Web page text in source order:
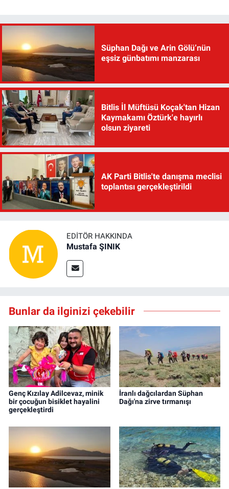
Süphan Dağı ve Arin Gölü’nün
eşsiz günbatımı manzarası
Bitlis İl Müftüsü Koçak'tan Hizan
Kaymakamı Öztürk'e hayırlı
olsun ziyareti
AK Parti Bitlis'te danışma meclisi
toplantısı gerçekleştirildi
EDITÖR HAKKINDA
Mustafa ŞINIK
Bunlar da ilginizi çekebilir
Genç Kızılay Adilcevaz, minik
bir çocuğun bisiklet hayalini
gerçekleştirdi
İranlı dağcılardan Süphan
Dağı'na zirve tırmanışı